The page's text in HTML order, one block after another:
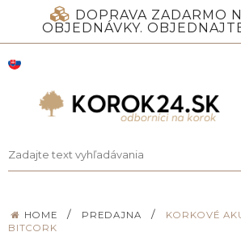
DOPRAVA ZADARMO
OBJEDNÁVKY.
HOME / PREDAJNA /
KORKOVÉ
BITCORK